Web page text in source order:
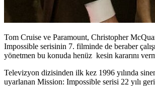
Tom Cruise ve Paramount, Christopher
Impossible serisinin 7. filminde de beraber
yönetmen bu konuda henüz kesin kararını
Televizyon dizisinden ilk kez 1996 yılında
uyarlanan Mission: Impossible serisi 22 yılı